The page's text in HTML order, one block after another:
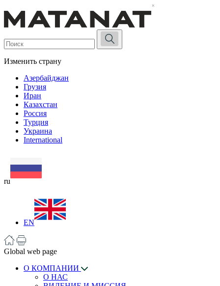
Изменить страну
Азербайджан
Грузия
Иран
Казахстан
Россия
Турция
Украина
International
ru
EN
Global web page
О КОМПАНИИ
О НАС